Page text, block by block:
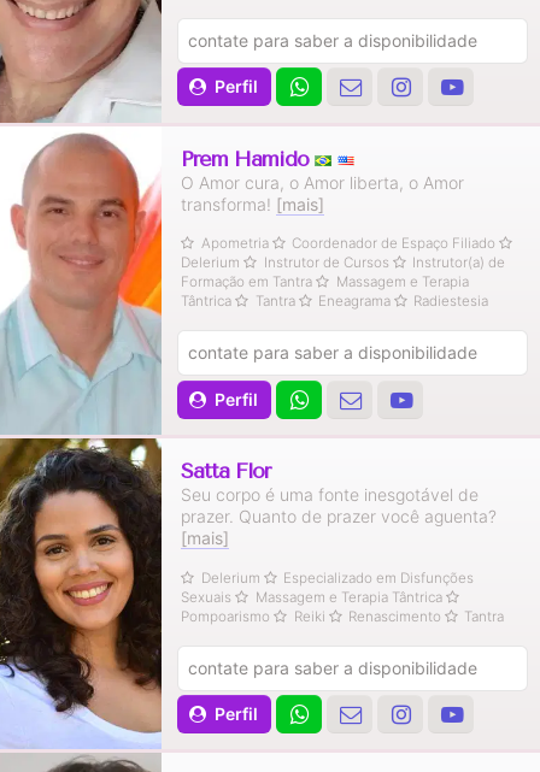
Perfil
contate para saber a disponibilidade
Prem Hamido
O Amor cura, o Amor liberta, o Amor
transforma! [mais]
Apometria
Coordenador de Espaço Filiado
Delerium
Instrutor de Cursos
Instrutor(a) de
Formação em Tantra
Massagem e Terapia
Tântrica
Tantra Eneagrama Radiestesia
Perfil
contate para saber a disponibilidade
Satta Flor
Seu corpo é uma fonte inesgotável de
prazer. Quanto de prazer você aguenta?
[mais]
Delerium
Especializado em Disfunções
Sexuais
Massagem e Terapia Tântrica
Pompoarismo
Reiki Renascimento Tantra
Perfil
contate para saber a disponibilidade